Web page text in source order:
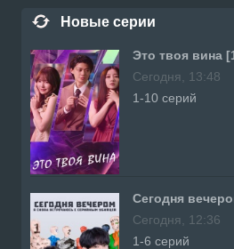
Новые серии
Это твоя вина
Сегодня, 13:48
1-10 серий
Сегодня
Сегодня, 12:36
1-6 серий